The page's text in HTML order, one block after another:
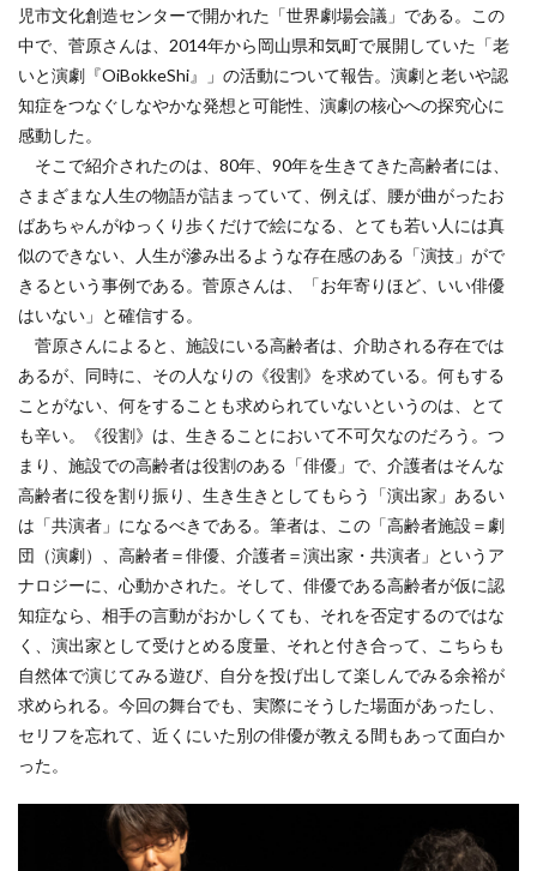
児市文化創造センターで開かれた「世界劇場会議」である。この
中で、菅原さんは、2014年から岡山県和気町で展開していた「老
いと演劇『OiBokkeShi』」の活動について報告。演劇と老いや認
知症をつなぐしなやかな発想と可能性、演劇の核心への探究心に
感動した。
そこで紹介されたのは、80年、90年を生きてきた高齢者には、
さまざまな人生の物語が詰まっていて、例えば、腰が曲がったお
ばあちゃんがゆっくり歩くだけで絵になる、とても若い人には真
似のできない、人生が滲み出るような存在感のある「演技」がで
きるという事例である。菅原さんは、「お年寄りほど、いい俳優
はいない」と確信する。
菅原さんによると、施設にいる高齢者は、介助される存在では
あるが、同時に、その人なりの《役割》を求めている。何もする
ことがない、何をすることも求められていないというのは、とて
も辛い。《役割》は、生きることにおいて不可欠なのだろう。つ
まり、施設での高齢者は役割のある「俳優」で、介護者はそんな
高齢者に役を割り振り、生き生きとしてもらう「演出家」あるい
は「共演者」になるべきである。筆者は、この「高齢者施設＝劇
団（演劇）、高齢者＝俳優、介護者＝演出家・共演者」というア
ナロジーに、心動かされた。そして、俳優である高齢者が仮に認
知症なら、相手の言動がおかしくても、それを否定するのではな
く、演出家として受けとめる度量、それと付き合って、こちらも
自然体で演じてみる遊び、自分を投げ出して楽しんでみる余裕が
求められる。今回の舞台でも、実際にそうした場面があったし、
セリフを忘れて、近くにいた別の俳優が教える間もあって面白か
った。